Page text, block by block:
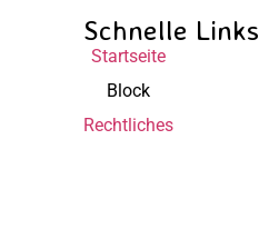
Schnelle Links
Startseite
Block
Rechtliches